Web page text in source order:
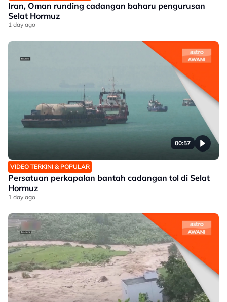
Iran, Oman runding cadangan baharu pengurusan
Selat Hormuz
1 day ago
00:57
VIDEO TERKINI & POPULAR
Persatuan perkapalan bantah cadangan tol di Selat
Hormuz
1 day ago